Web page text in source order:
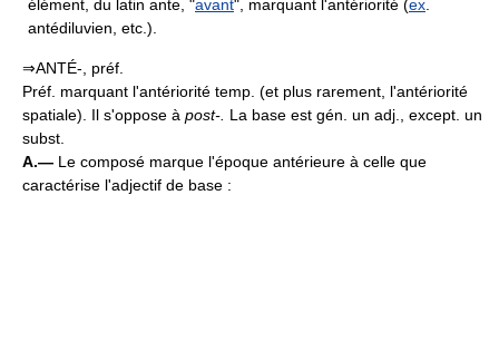
élément, du latin ante, "avant", marquant l'antériorité (ex
antédiluvien, etc.).
⇒ANTÉ-, préf.
Préf. marquant l'antériorité temp. (et plus rarement, l'antériorité
spatiale). Il s'oppose à post-. La base est gén. un adj., except. un
subst.
A.— Le composé marque l'époque antérieure à celle que
caractérise l'adjectif de base :